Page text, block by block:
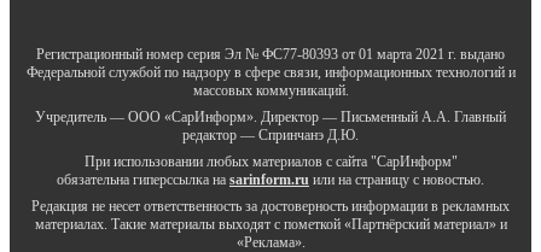
Регистрационный номер серия Эл № ФС77-80393 от 01 марта 2021 г. выдано
Федеральной службой по надзору в сфере связи, информационных технологий и
массовых коммуникаций.
Учредитель — ООО «СарИнформ». Директор — Письменный А.А. Главный
редактор — Спринчанэ Д.Ю.
При использовании любых материалов с сайта "СарИнформ"
обязательна гиперссылка на sarinform.ru или на страницу с новостью.
Редакция не несет ответственность за достоверность информации в рекламных
материалах. Такие материалы выходят с пометкой «Партнёрский материал» и
«Реклама».